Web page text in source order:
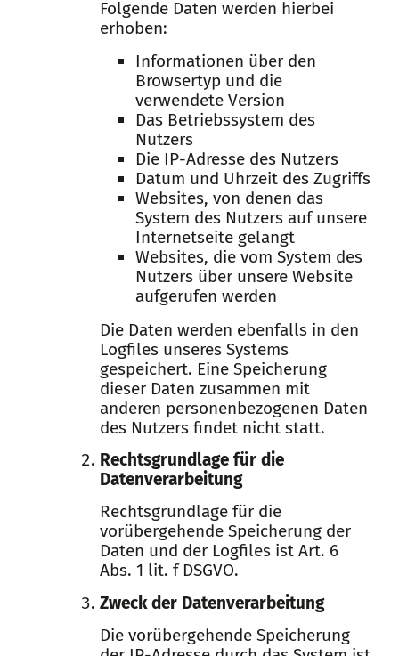
Folgende Daten werden hierbei
erhoben:
Informationen über den
Browsertyp und die
verwendete Version
Das Betriebssystem des
Nutzers
Die IP-Adresse des Nutzers
Datum und Uhrzeit des Zugriffs
Websites, von denen das
System des Nutzers auf unsere
Internetseite gelangt
Websites, die vom System des
Nutzers über unsere Website
aufgerufen werden
Die Daten werden ebenfalls in den
Logfiles unseres Systems
gespeichert. Eine Speicherung
dieser Daten zusammen mit
anderen personenbezogenen Daten
des Nutzers findet nicht statt.
Rechtsgrundlage für die
Datenverarbeitung
Rechtsgrundlage für die
vorübergehende Speicherung der
Daten und der Logfiles ist Art. 6
Abs. 1 lit. f DSGVO.
Zweck der Datenverarbeitung
Die vorübergehende Speicherung